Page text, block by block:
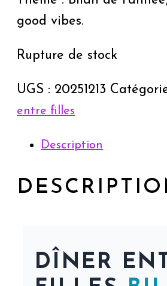
good vibes.
Rupture de stock
UGS : 20251213
entre filles
Description
DÎNER